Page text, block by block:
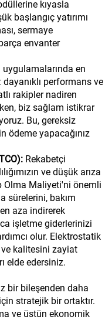
kıyasla
başlangıç yatırımı
sermaye
envanter
uygulamalarında en
performans ve
rakipler nadiren
biz sağlam istikrar
Bu, gereksiz
ödeme yapacağınız
Rekabetçi
ve düşük arıza
Olma Maliyeti'ni önemli
sürelerini, bakım
en aza indirerek
işletme giderlerinizi
olur. Elektrostatik
kalitesini zayiat
elde edersiniz.
bir bileşenden daha
stratejik bir ortaktır.
ve üstün ekonomik